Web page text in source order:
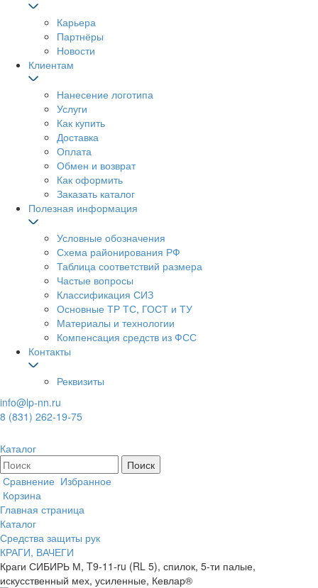
Карьера
Партнёры
Новости
Клиентам
Нанесение логотипа
Услуги
Как купить
Доставка
Оплата
Обмен и возврат
Как оформить
Заказать каталог
Полезная информация
Условные обозначения
Схема районирования РФ
Таблица соответствий размера
Частые вопросы
Классификация СИЗ
Основные ТР ТС, ГОСТ и ТУ
Материалы и технологии
Компенсация средств из ФСС
Контакты
Реквизиты
info@lp-nn.ru
8 (831) 262-19-75
Каталог
Сравнение Избранное
Корзина
Главная страница
Каталог
Средства защиты рук
КРАГИ, ВАЧЕГИ
Краги СИБИРЬ М, T9-11-ru (RL 5), спилок, 5-ти палые,
искусственный мех, усиленные, Кевлар®